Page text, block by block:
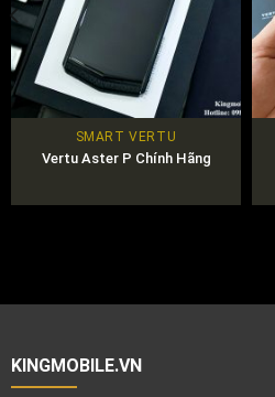
SMART VERTU
Vertu Aster P Chính Hãng
KINGMOBILE.VN